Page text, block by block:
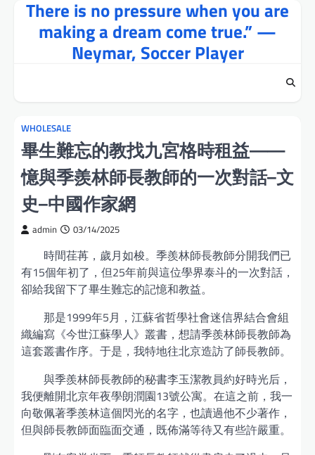
There is no pressure when you are
making a dream come true.” —
Neymar, Soccer Player
WHOLESALE
畢生難忘的教找九宮格時租益——
憶與季羨林師長教師的一次對話–文
史–中國作家網
admin 03/14/2025
時間荏苒，歲月如梭。季羨林師長教師分開我們已
有15個年初了，但25年前與這位學界泰斗的一次對話，
卻給我留下了畢生難忘的記憶和教益。
那是1999年5月，江蘇省哲學社會迷信界結合會組
織編寫《今世江蘇學人》叢書，想請季羨林師長教師為
這套叢書作序。于是，我特地往北京造訪了師長教師。
與季羨林師長教師的秘書李玉潔教員約好時光后，
我便離開北京年夜學朗潤園13號公寓。在這之前，我一
向敬佩著季羨林這個閃光的名字，也讀過他不少著作，
但與師長教師面臨面交通，既佈滿等待又有些許嚴重。